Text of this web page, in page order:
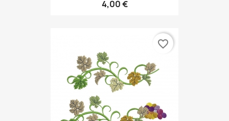
4,00 €
favorite_border